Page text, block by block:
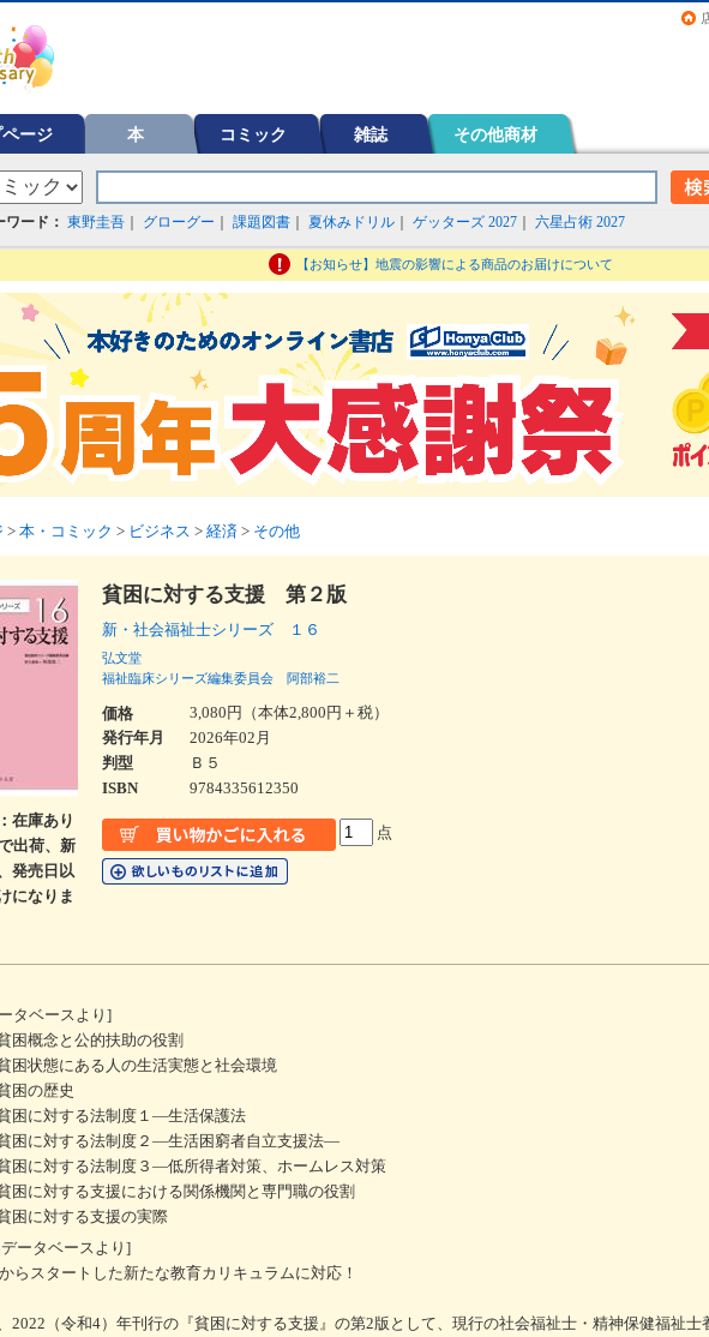
ページ 本 コミック 雑誌 その他商材
ード： 東野圭吾 グローグー 課題図書 夏休みドリル ゲッターズ 2027 六星占術 2027
【お知らせ】地震の影響による商品のお届けについて
> 本・コミック > ビジネス > 経済 > その他
：在庫あり
出荷、新
発売日以
になりま
貧困に対する支援 第２版
新・社会福祉士シリーズ １６
弘文堂
福祉臨床シリーズ編集委員会
阿部裕二
価格
3,080円（本体2,800円＋税）
発行年月
2026年02月
判型
Ｂ５
ISBN
9784335612350
点
タベースより]
概念と公的扶助の役割
状態にある人の生活実態と社会環境
困の歴史
困に対する法制度１―生活保護法
困に対する法制度２―生活困窮者自立支援法―
に対する法制度３―低所得者対策、ホームレス対策
に対する支援における関係機関と専門職の役割
に対する支援の実際
ータベースより]
らスタートした新たな教育カリキュラムに対応！
2022（令和4）年刊行の『貧困に対する支援』の第2版として、現行の社会福祉士・精神保健福祉士